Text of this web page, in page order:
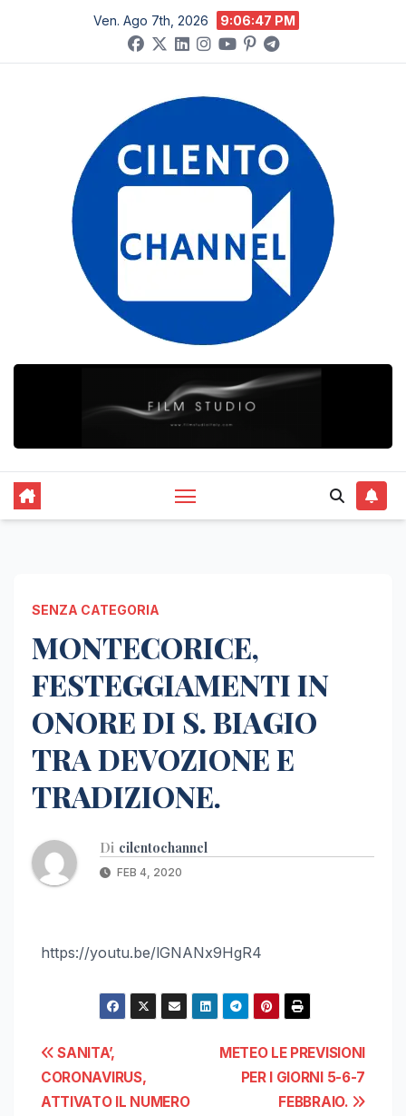
contenuto
Ven. Ago 7th, 2026 9:06:48 PM
SENZA CATEGORIA
MONTECORICE,
FESTEGGIAMENTI IN
ONORE DI S. BIAGIO
TRA DEVOZIONE E
TRADIZIONE.
Di cilentochannel
FEB 4, 2020
https://youtu.be/lGNANx9HgR4
Navigazione
articoli
METEO LE PREVISIONI
PER I GIORNI 5-6-7
FEBBRAIO.
SANITA’,
CORONAVIRUS,
ATTIVATO IL NUMERO